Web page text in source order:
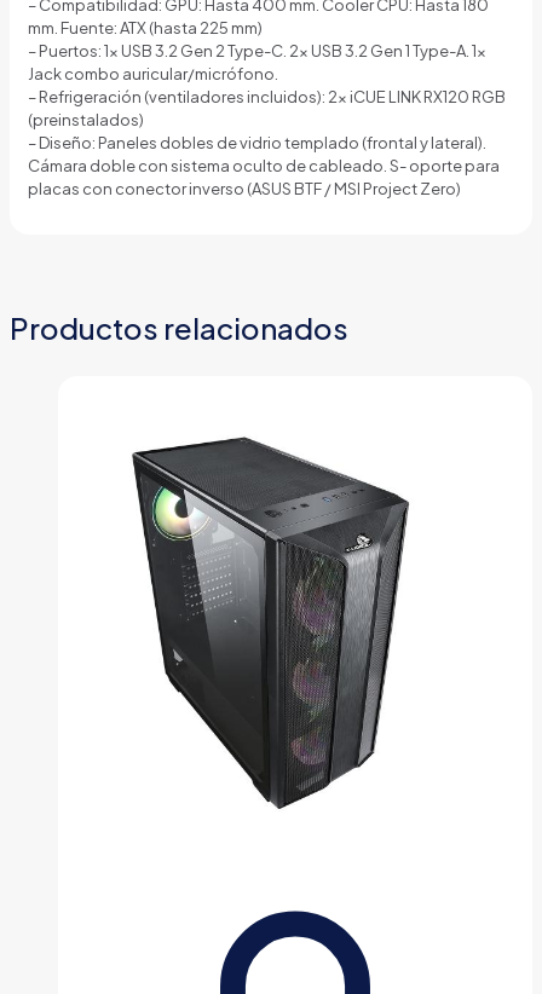
LATERAL
FRONTAL
CC-
9011267-
WW
NEGRO
cantidad
– Compatibilidad: GPU: Hasta 400 mm. Cooler CPU: Hasta 180
mm. Fuente: ATX (hasta 225 mm)
– Puertos: 1x USB 3.2 Gen 2 Type-C. 2x USB 3.2 Gen 1 Type-A. 1x
Jack combo auricular/micrófono.
– Refrigeración (ventiladores incluidos): 2x iCUE LINK RX120 RGB
(preinstalados)
– Diseño: Paneles dobles de vidrio templado (frontal y lateral).
Cámara doble con sistema oculto de cableado. S- oporte para
placas con conector inverso (ASUS BTF / MSI Project Zero)
Productos relacionados